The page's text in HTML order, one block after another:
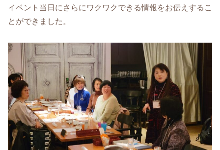
イベント当日にさらにワクワクできる情報をお伝えするこ
とができました。